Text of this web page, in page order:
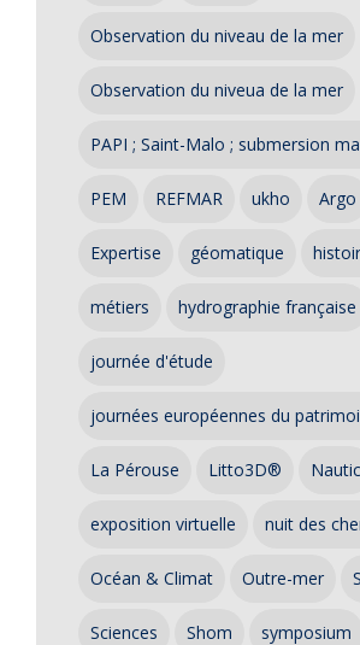
Observation du niveau de la mer
Observation du niveua de la mer
PAPI ; Saint-Malo ; submersion
PEM REFMAR ukho Argo
Expertise géomatique
métiers hydrographie française
journée d'étude
journées européennes du
La Pérouse Litto3D® Nautic
exposition virtuelle nuit des
Océan & Climat Outre-mer
Sciences Shom symposium